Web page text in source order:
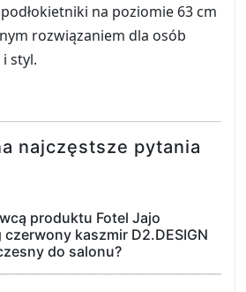
na poziomie 63 cm
rozwiązaniem dla osób
styl.
najczęstsze pytania
produktu Fotel Jajo
kaszmir D2.DESIGN
do salonu?